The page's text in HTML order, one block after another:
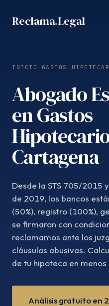
Reclama.Legal
INICIO › GASTOS
Abogado
en Gastos
Cartagena
Desde la STS 705/2015
de 2019, los bancos
(50%), registro (100%),
se firmaron con
reclamamos ante los
cláusulas abusivas.
de tu hipoteca en menos
Análisis gratuito en